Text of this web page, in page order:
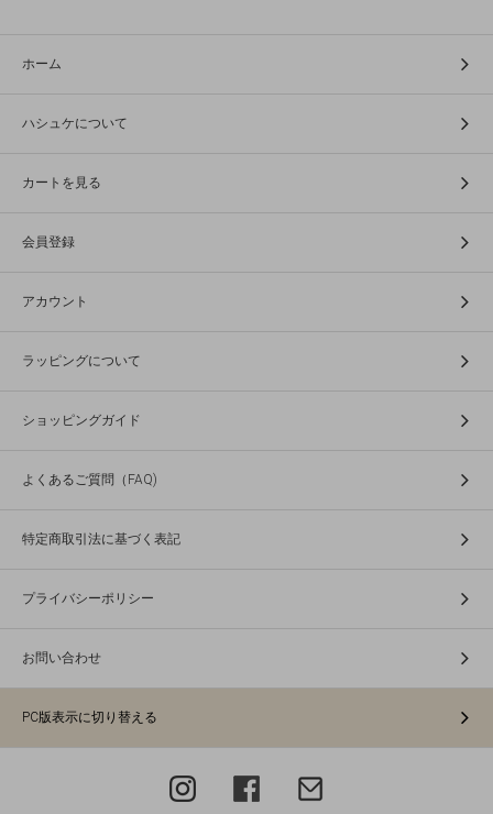
ホーム
ハシュケについて
カートを見る
会員登録
アカウント
ラッピングについて
ショッピングガイド
よくあるご質問（FAQ)
特定商取引法に基づく表記
プライバシーポリシー
お問い合わせ
PC版表示に切り替える